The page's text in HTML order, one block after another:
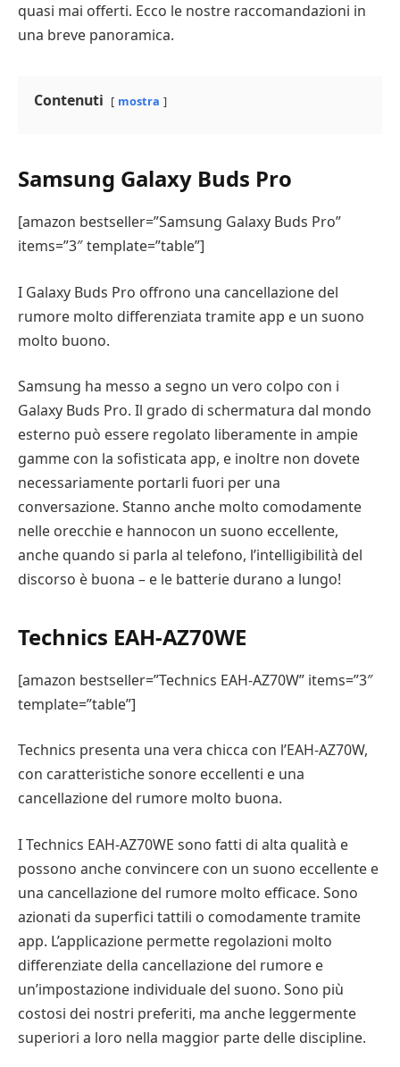
quasi mai offerti. Ecco le nostre raccomandazioni in
una breve panoramica.
Contenuti mostra
Samsung Galaxy Buds Pro
[amazon bestseller=”Samsung Galaxy Buds Pro”
items=”3″ template=”table”]
I Galaxy Buds Pro offrono una cancellazione del
rumore molto differenziata tramite app e un suono
molto buono.
Samsung ha messo a segno un vero colpo con i
Galaxy Buds Pro. Il grado di schermatura dal mondo
esterno può essere regolato liberamente in ampie
gamme con la sofisticata app, e inoltre non dovete
necessariamente portarli fuori per una
conversazione. Stanno anche molto comodamente
nelle orecchie e hannocon un suono eccellente,
anche quando si parla al telefono, l’intelligibilità del
discorso è buona – e le batterie durano a lungo!
Technics EAH-AZ70WE
[amazon bestseller=”Technics EAH-AZ70W” items=”3″
template=”table”]
Technics presenta una vera chicca con l’EAH-AZ70W,
con caratteristiche sonore eccellenti e una
cancellazione del rumore molto buona.
I Technics EAH-AZ70WE sono fatti di alta qualità e
possono anche convincere con un suono eccellente e
una cancellazione del rumore molto efficace. Sono
azionati da superfici tattili o comodamente tramite
app. L’applicazione permette regolazioni molto
differenziate della cancellazione del rumore e
un’impostazione individuale del suono. Sono più
costosi dei nostri preferiti, ma anche leggermente
superiori a loro nella maggior parte delle discipline.